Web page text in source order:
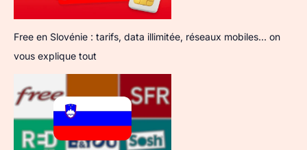
Free en Slovénie : tarifs, data illimitée, réseaux mobiles… on
vous explique tout